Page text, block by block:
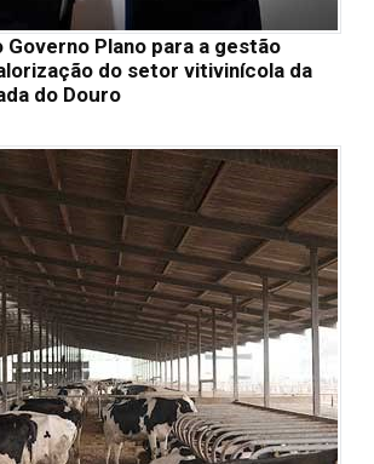
Governo Plano para a gestão
do setor vitivinícola da
do Douro